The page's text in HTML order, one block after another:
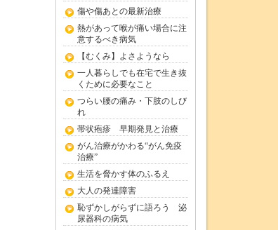
傷や傷あとの最新治療
熱があって喉が痛い場合に注
意するべき病気
【むくみ】よさようなら
一人暮らしでも在宅で生き抜
くために必要なこと
つらい腰の痛み・下肢のしび
れ
帯状疱疹 早期発見と治療
がん治療がかわる“がん免疫
治療”
生活を脅かす体のふるえ
大人の発達障害
恥ずかしがらずに語ろう 泌
尿器科の病気